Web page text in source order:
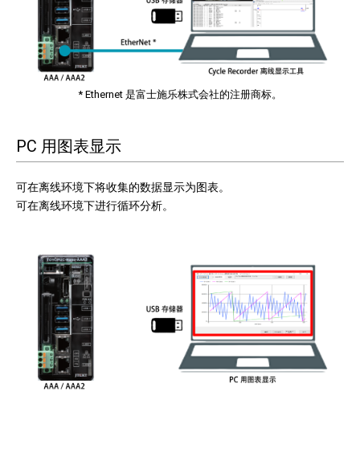
* Ethernet 是富士施乐株式会社的注册商标。
PC 用图表显示
可在离线环境下将收集的数据显示为图表。
可在离线环境下进行循环分析。